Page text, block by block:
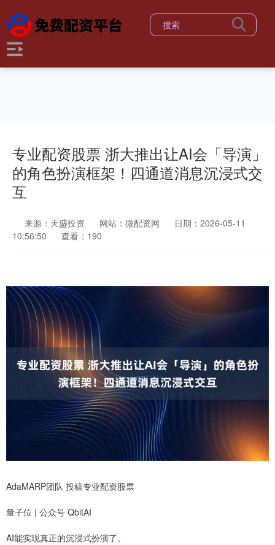
专业配资股票 浙大推出让AI会「导演」
的角色扮演框架！四通道消息沉浸式交
互
来源：天盛投资 网站：微配资网
日期：2026-05-11
10:56:50
查看：190
AdaMARP团队 投稿专业配资股票
量子位 | 公众号 QbitAI
AI能实现真正的沉浸式扮演了。